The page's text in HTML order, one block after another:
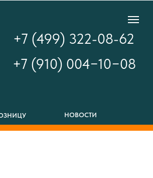
НОВОСТИ
+7 (910) 004−10−08
+7 (499) 322-08-62